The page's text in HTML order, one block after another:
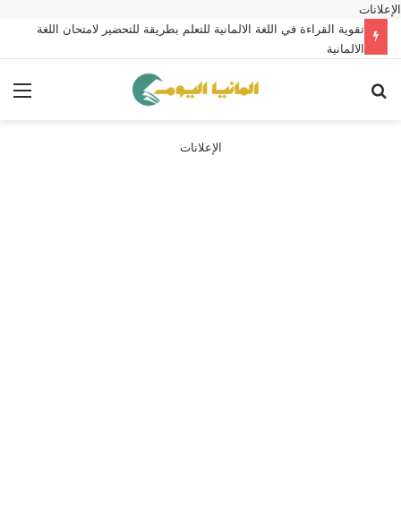
الإعلانات
تقوية القراءة في اللغة الالمانية للتعلم بطريقة للتحضير لامتحان اللغة
الالمانية
الإعلانات